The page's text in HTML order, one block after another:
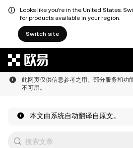
Looks like you're in the United States.
for products available in your region.
Switch site
此网页仅供信息参考之用。部分服务和功
不可用。
本文由系统自动翻译自原文。